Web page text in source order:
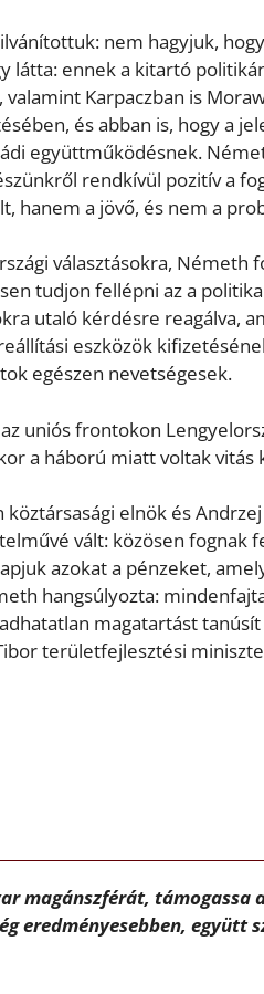
nem hagyjuk,
látta: ennek a kitartó
Karpaczban is
és abban is, hogy a
együttműködésnek.
rendkívül pozitív a
hanem a jövő, és nem a
választásokra,
tudjon fellépni az a
utaló kérdésre reagálva,
eszközök
egészen nevetségesek.
uniós frontokon
a háború miatt voltak vitás
elnök és
vált: közösen fognak
azokat a pénzeket,
hangsúlyozta:
magatartást
területfejlesztési
magánszférát, támogassa
eredményesebben, együtt